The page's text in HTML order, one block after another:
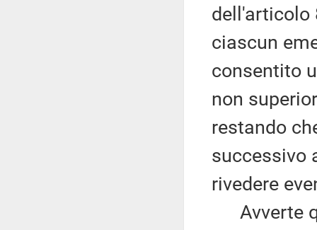
dell'articolo
ciascun
consentito
non
restando
successivo
rivedere
Avverte